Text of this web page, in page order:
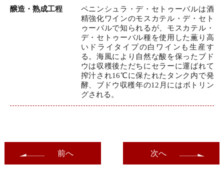
醸造・熟成工程
ペニンシュラ・デ・セトゥーバルは酒
精強化ワインのモスカテル・デ・セト
ゥーバルで知られるが、モスカテル・
デ・セトゥーバル種を使用した薫り高
いドライタイプの白ワインも生産す
る。海風により自然な酸を保ったブド
ウは収穫後ただちにセラーに運ばれて
搾汁され16℃に保たれたタンク内で発
酵、ブドウ収穫年の12月にはボトリン
グされる。
前へ 次へ